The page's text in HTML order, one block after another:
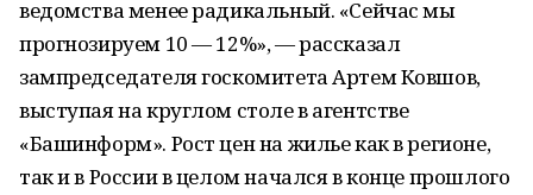
ведомства менее радикальный. «Сейчас мы
прогнозируем 10 — 12%», — рассказал
зампредседателя госкомитета Артем Ковшов,
выступая на круглом столе в агентстве
«Башинформ». Рост цен на жилье как в регионе,
так и в России в целом начался в конце прошлого